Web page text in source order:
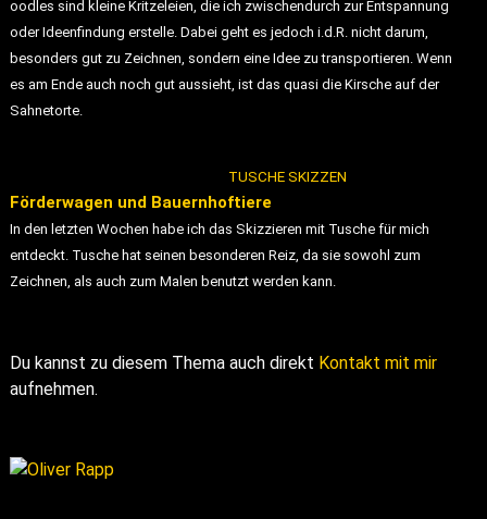
oodles sind kleine Kritzeleien, die ich zwischendurch zur Entspannung
oder Ideenfindung erstelle. Dabei geht es jedoch i.d.R. nicht darum,
besonders gut zu Zeichnen, sondern eine Idee zu transportieren. Wenn
es am Ende auch noch gut aussieht, ist das quasi die Kirsche auf der
Sahnetorte.
TUSCHE SKIZZEN
Förderwagen und Bauernhoftiere
In den letzten Wochen habe ich das Skizzieren mit Tusche für mich
entdeckt. Tusche hat seinen besonderen Reiz, da sie sowohl zum
Zeichnen, als auch zum Malen benutzt werden kann.
Du kannst zu diesem Thema auch direkt Kontakt mit mir
aufnehmen.